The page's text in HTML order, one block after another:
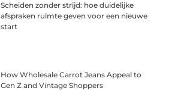
Scheiden zonder strijd: hoe duidelijke
afspraken ruimte geven voor een nieuwe
start
How Wholesale Carrot Jeans Appeal to
Gen Z and Vintage Shoppers